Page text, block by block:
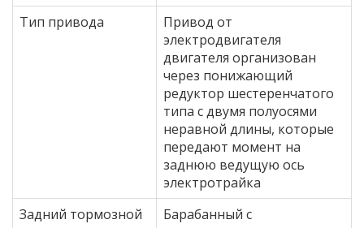
Тип привода
Привод от
электродвигателя
двигателя организован
через понижающий
редуктор шестеренчатого
типа с двумя полуосями
неравной длины, которые
передают момент на
заднюю ведущую ось
электротрайка
Задний тормозной
Барабанный с